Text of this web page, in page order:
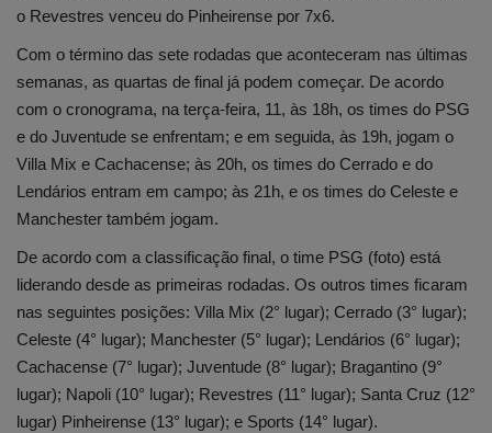
o Revestres venceu do Pinheirense por 7x6.
Com o término das sete rodadas que aconteceram nas últimas
semanas, as quartas de final já podem começar. De acordo
com o cronograma, na terça-feira, 11, às 18h, os times do PSG
e do Juventude se enfrentam; e em seguida, às 19h, jogam o
Villa Mix e Cachacense; às 20h, os times do Cerrado e do
Lendários entram em campo; às 21h, e os times do Celeste e
Manchester também jogam.
De acordo com a classificação final, o time PSG (foto) está
liderando desde as primeiras rodadas. Os outros times ficaram
nas seguintes posições: Villa Mix (2° lugar); Cerrado (3° lugar);
Celeste (4° lugar); Manchester (5° lugar); Lendários (6° lugar);
Cachacense (7° lugar); Juventude (8° lugar); Bragantino (9°
lugar); Napoli (10° lugar); Revestres (11° lugar); Santa Cruz (12°
lugar) Pinheirense (13° lugar); e Sports (14° lugar).